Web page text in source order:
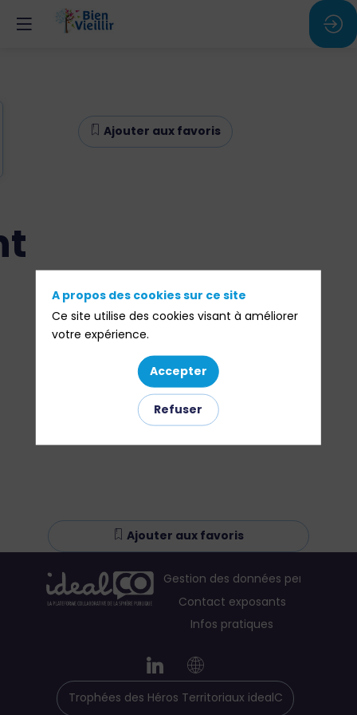
Ajouter aux favoris
Ajouter aux favoris
Gestion des données personnelles
Contact exposants
Infos pratiques
Trophées des Héros Territoriaux idealCO
A propos des cookies sur ce site
Ce site utilise des cookies visant à améliorer
votre expérience.
Accepter
Refuser